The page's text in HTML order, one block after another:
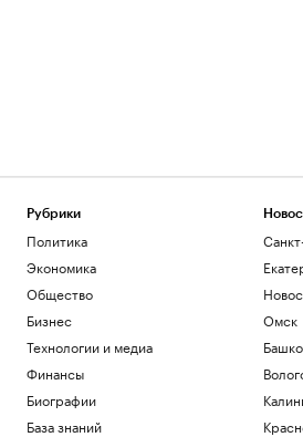
Рубрики
Политика
Экономика
Общество
Бизнес
Технологии и медиа
Финансы
Биографии
База знаний
Омск